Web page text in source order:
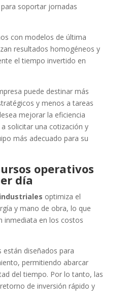
soportar jornadas
con modelos de última
resultados homogéneos y
el tiempo invertido en
puede destinar más
y menos a tareas
mejorar la eficiencia
solicitar una cotización y
más adecuado para su
operativos
día
optimiza el
y mano de obra, lo que
inmediata en los costos
diseñados para
permitiendo abarcar
del tiempo. Por lo tanto, las
de inversión rápido y